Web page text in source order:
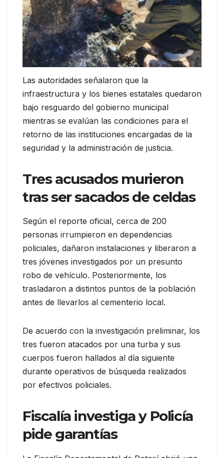
Las autoridades señalaron que la
infraestructura y los bienes estatales quedaron
bajo resguardo del gobierno municipal
mientras se evalúan las condiciones para el
retorno de las instituciones encargadas de la
seguridad y la administración de justicia.
Tres acusados murieron
tras ser sacados de celdas
Según el reporte oficial, cerca de 200
personas irrumpieron en dependencias
policiales, dañaron instalaciones y liberaron a
tres jóvenes investigados por un presunto
robo de vehículo. Posteriormente, los
trasladaron a distintos puntos de la población
antes de llevarlos al cementerio local.
De acuerdo con la investigación preliminar, los
tres fueron atacados por una turba y sus
cuerpos fueron hallados al día siguiente
durante operativos de búsqueda realizados
por efectivos policiales.
Fiscalía investiga y Policía
pide garantías